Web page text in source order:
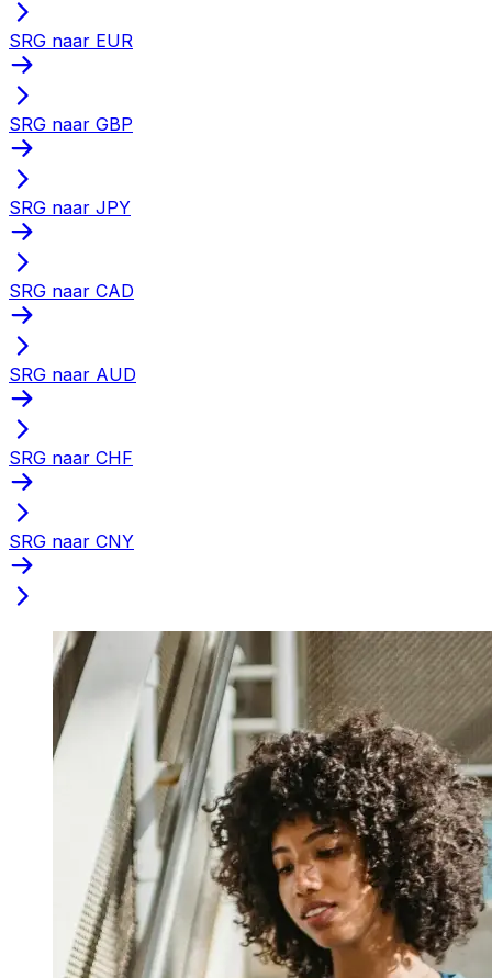
SRG naar EUR
SRG naar GBP
SRG naar JPY
SRG naar CAD
SRG naar AUD
SRG naar CHF
SRG naar CNY